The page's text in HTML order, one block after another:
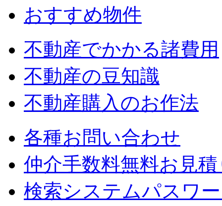
おすすめ物件
不動産でかかる諸費用
不動産の豆知識
不動産購入のお作法
各種お問い合わせ
仲介手数料無料お見
検索システムパスワ